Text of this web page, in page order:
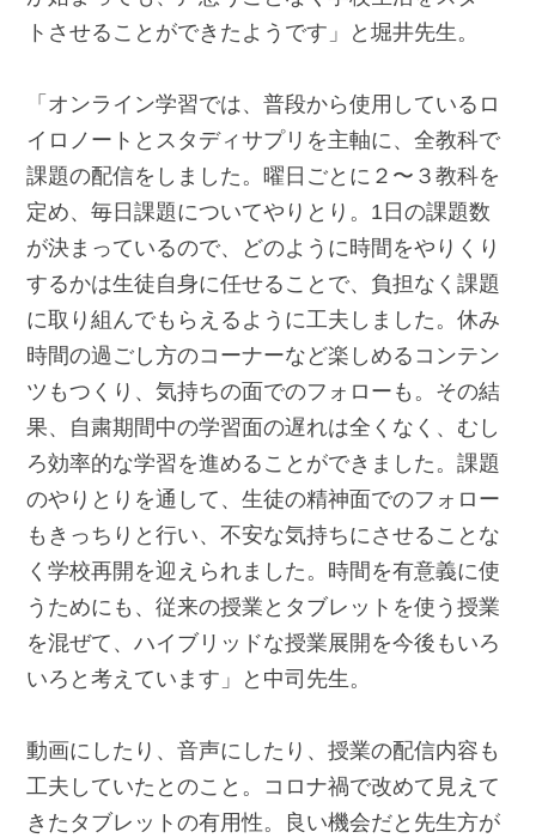
トさせることができたようです」と堀井先生。
「オンライン学習では、普段から使用しているロ
イロノートとスタディサプリを主軸に、全教科で
課題の配信をしました。曜日ごとに２〜３教科を
定め、毎日課題についてやりとり。1日の課題数
が決まっているので、どのように時間をやりくり
するかは生徒自身に任せることで、負担なく課題
に取り組んでもらえるように工夫しました。休み
時間の過ごし方のコーナーなど楽しめるコンテン
ツもつくり、気持ちの面でのフォローも。その結
果、自粛期間中の学習面の遅れは全くなく、むし
ろ効率的な学習を進めることができました。課題
のやりとりを通して、生徒の精神面でのフォロー
もきっちりと行い、不安な気持ちにさせることな
く学校再開を迎えられました。時間を有意義に使
うためにも、従来の授業とタブレットを使う授業
を混ぜて、ハイブリッドな授業展開を今後もいろ
いろと考えています」と中司先生。
動画にしたり、音声にしたり、授業の配信内容も
工夫していたとのこと。コロナ禍で改めて見えて
きたタブレットの有用性。良い機会だと先生方が